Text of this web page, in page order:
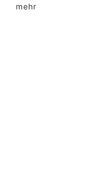
mehr